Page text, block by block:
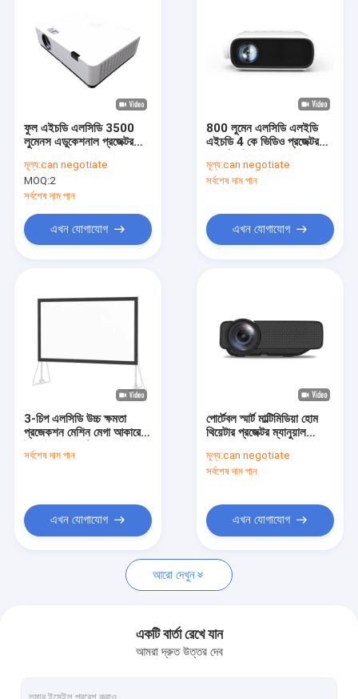
পণ্য
কারখানা ভ্রমণ
যোগাযোগ করুন
মামলা
চার্চ ভিডিও প্রজেক্টর
ফুল এইচডি এলসিডি 3500
লুমেনস এডুকেশনাল প্রজেক্টর
মূল্য:can negotiate
MOQ:2
সর্বশেষ দাম পান
এখন যোগাযোগ
800 লুমেন এলসিডি এলইডি
এইচডি 4 কে ভিডিও প্রজেক্টর
ফোকাস
মূল্য:can negotiate
সর্বশেষ দাম পান
এখন যোগাযোগ
3-চিপ এলসিডি উচ্চ ক্ষমতা
প্রজেকশন মেশিন মেগা আকারের
সর্বশেষ দাম পান
এখন যোগাযোগ
পোর্টেবল স্মার্ট মাল্টিমিডিয়া হোম
থিয়েটার প্রজেক্টর ম্যানুয়াল
মূল্য:can negotiate
সর্বশেষ দাম পান
এখন যোগাযোগ
আরো দেখুন
একটি বার্তা রেখে যান
আমরা দ্রুত উত্তর দেব